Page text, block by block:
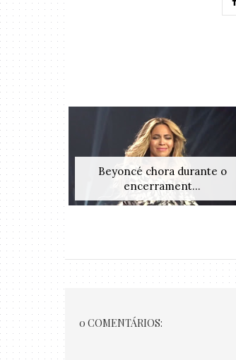
Beyoncé chora durante o
encerrament...
0 COMENTÁRIOS: